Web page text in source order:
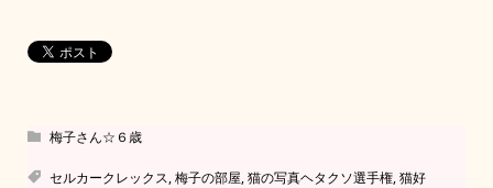
梅子さん☆６歳
セルカークレックス,梅子の部屋,猫の写真ヘタクソ選手権,猫好